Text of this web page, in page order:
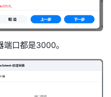
口都是3000。